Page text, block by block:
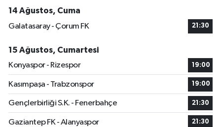
14 Ağustos, Cuma
Galatasaray - Çorum FK
21:30
15 Ağustos, Cumartesi
Konyaspor - Rizespor
19:00
Kasımpaşa - Trabzonspor 19:00
Gençlerbirliği S.K. - Fenerbahçe 21:30
Gaziantep FK - Alanyaspor 21:30